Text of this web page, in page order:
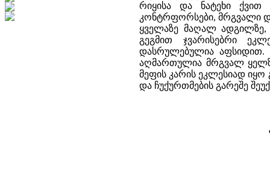
რიყისა და ნატეხი ქვით
კონტრფორსები, მრგვალი
ყველაზე მაღალ
გეგმით ჯვარისებრი
დასრულებულია აფსიდით.
აღმართულია მრგვალ
მეფის კარის ეკლესიად
და ჩუქურთმების გარეშე